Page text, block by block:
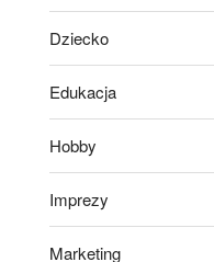
Dziecko
Edukacja
Hobby
Imprezy
Marketing